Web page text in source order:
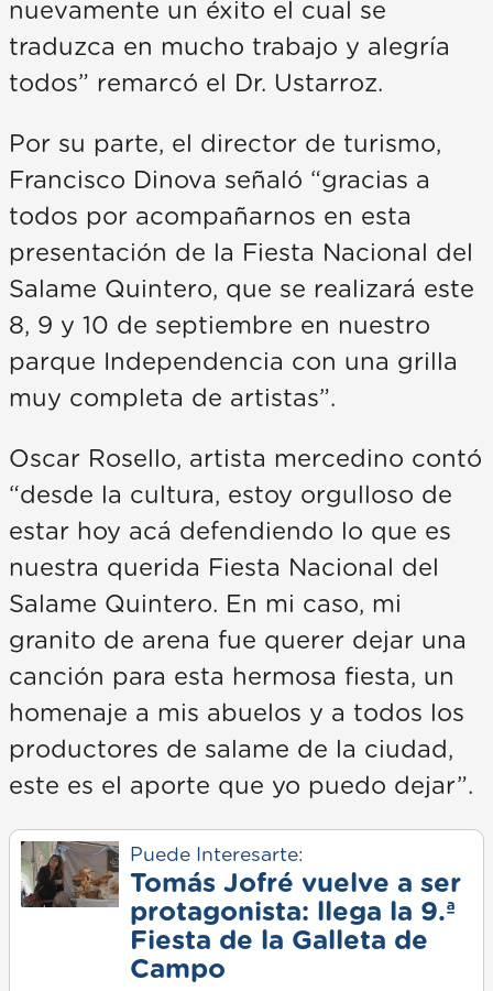
nuevamente un éxito el cual se
traduzca en mucho trabajo y alegría
todos” remarcó el Dr. Ustarroz.
Por su parte, el director de turismo,
Francisco Dinova señaló “gracias a
todos por acompañarnos en esta
presentación de la Fiesta Nacional del
Salame Quintero, que se realizará este
8, 9 y 10 de septiembre en nuestro
parque Independencia con una grilla
muy completa de artistas”.
Oscar Rosello, artista mercedino contó
“desde la cultura, estoy orgulloso de
estar hoy acá defendiendo lo que es
nuestra querida Fiesta Nacional del
Salame Quintero. En mi caso, mi
granito de arena fue querer dejar una
canción para esta hermosa fiesta, un
homenaje a mis abuelos y a todos los
productores de salame de la ciudad,
este es el aporte que yo puedo dejar”.
Puede Interesarte:
Tomás Jofré vuelve a ser
protagonista: llega la 9.ª
Fiesta de la Galleta de
Campo